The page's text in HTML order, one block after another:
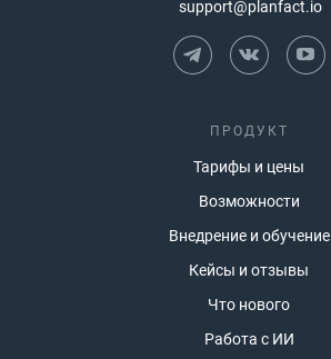
support@planfact.io
ПРОДУКТ
Тарифы и цены
Возможности
Внедрение и обучение
Кейсы и отзывы
Что нового
Работа с ИИ